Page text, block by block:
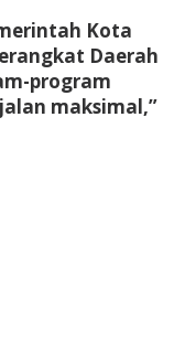
Kota
Daerah
program
maksimal,”